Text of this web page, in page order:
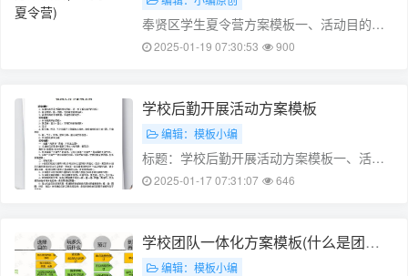
奉贤区学生夏令营方案模板一、活动目的为
了丰富学生的暑假生活，提高学生的综合素
学生可以加深对奉贤区历史文化的了解，提
高动手实践能力，培养团队合作精神，增强
身……
2025-01-19 07:30:53 900
学校后勤开展活动方案模板
编辑：模板小编
标题：学校后勤开展活动方案模板一、活动
背景为了提高学校后勤服务质量，增强团队
凝聚力，提高团队凝聚力；2. 提升后勤服务
质量，提高学生满意度；3……
2025-01-17 07:31:07 646
学校团队一体化方案模板(什么是团队
一体化管理)
编辑：模板小编